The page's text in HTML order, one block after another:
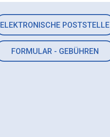
ELEKTRONISCHE POSTSTELLE
FORMULAR - GEBÜHREN